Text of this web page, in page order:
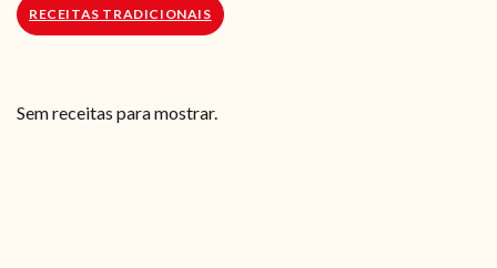
RECEITAS TRADICIONAIS
Sem receitas para mostrar.